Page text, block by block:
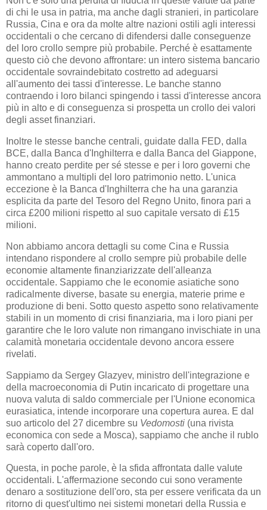
di chi le usa in patria, ma anche dagli stranieri, in particolare
Russia, Cina e ora da molte altre nazioni ostili agli interessi
occidentali o che cercano di difendersi dalle conseguenze
del loro crollo sempre più probabile. Perché è esattamente
questo ciò che devono affrontare: un intero sistema bancario
occidentale sovraindebitato costretto ad adeguarsi
all'aumento dei tassi d'interesse. Le banche stanno
contraendo i loro bilanci spingendo i tassi d'interesse ancora
più in alto e di conseguenza si prospetta un crollo dei valori
degli asset finanziari.
Inoltre le stesse banche centrali, guidate dalla FED, dalla
BCE, dalla Banca d'Inghilterra e dalla Banca del Giappone,
hanno creato perdite per sé stesse e per i loro governi che
ammontano a multipli del loro patrimonio netto. L'unica
eccezione è la Banca d'Inghilterra che ha una garanzia
esplicita da parte del Tesoro del Regno Unito, finora pari a
circa £200 milioni rispetto al suo capitale versato di £15
milioni.
Non abbiamo ancora dettagli su come Cina e Russia
intendano rispondere al crollo sempre più probabile delle
economie altamente finanziarizzate dell'alleanza
occidentale. Sappiamo che le economie asiatiche sono
radicalmente diverse, basate su energia, materie prime e
produzione di beni. Sotto questo aspetto sono relativamente
stabili in un momento di crisi finanziaria, ma i loro piani per
garantire che le loro valute non rimangano invischiate in una
calamità monetaria occidentale devono ancora essere
rivelati.
Sappiamo da Sergey Glazyev, ministro dell'integrazione e
della macroeconomia di Putin incaricato di progettare una
nuova valuta di saldo commerciale per l'Unione economica
eurasiatica, intende incorporare una copertura aurea. E dal
suo articolo del 27 dicembre su Vedomosti (una rivista
economica con sede a Mosca), sappiamo che anche il rublo
sarà coperto dall'oro.
Questa, in poche parole, è la sfida affrontata dalle valute
occidentali. L'affermazione secondo cui sono veramente
denaro a sostituzione dell'oro, sta per essere verificata da un
ritorno di quest'ultimo nei sistemi monetari della Russia e